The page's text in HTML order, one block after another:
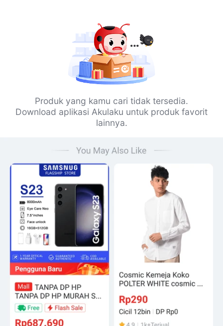
Produk yang kamu cari tidak tersedia.
Download aplikasi Akulaku untuk produk favorit
lainnya.